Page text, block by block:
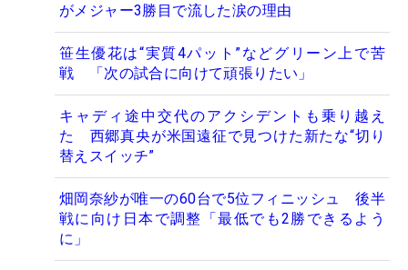
がメジャー3勝目で流した涙の理由
笹生優花は“実質4パット”などグリーン上で苦
戦 「次の試合に向けて頑張りたい」
キャディ途中交代のアクシデントも乗り越え
た 西郷真央が米国遠征で見つけた新たな“切り
替えスイッチ”
畑岡奈紗が唯一の60台で5位フィニッシュ 後半
戦に向け日本で調整「最低でも2勝できるよう
に」